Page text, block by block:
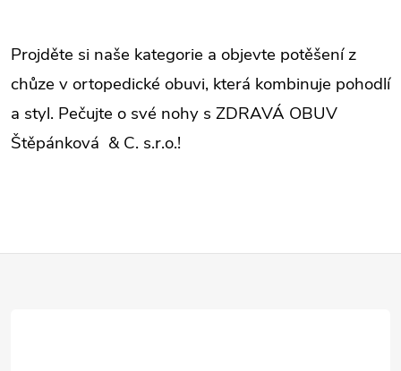
Projděte si naše kategorie a objevte potěšení z
chůze v ortopedické obuvi, která kombinuje pohodlí
a styl. Pečujte o své nohy s ZDRAVÁ OBUV
Štěpánková & C. s.r.o.!